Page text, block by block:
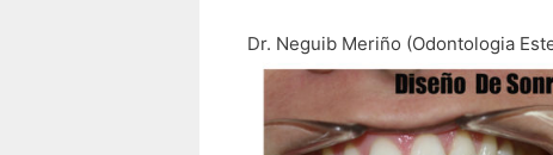
Dr. Neguib Meriño (Odontologia